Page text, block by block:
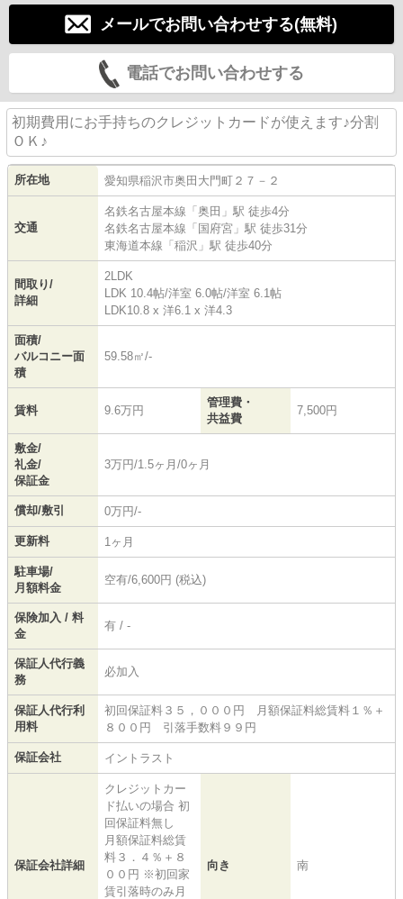
メールでお問い合わせする(無料)
電話でお問い合わせする
初期費用にお手持ちのクレジットカードが使えます♪分割
ＯＫ♪
所在地 愛知県稲沢市奥田大門町 ２７－２
交通
名鉄名古屋本線 「 奥田 」駅 徒歩4分
名鉄名古屋本線 「 国府宮 」駅 徒歩31分
東海道本線 「 稲沢 」駅 徒歩40分
間取り/
詳細
2LDK
LDK 10.4帖/洋室 6.0帖/洋室 6.1帖
LDK10.8 x 洋6.1 x 洋4.3
面積/
バルコニー面
積
59.58㎡/-
賃料 9.6万円
管理費・
共益費
7,500円
敷金/
礼金/
保証金
3万円/1.5ヶ月/0ヶ月
償却/敷引 0万円/-
更新料 1ヶ月
駐車場/
月額料金
空有/6,600円 (税込)
保険加入 / 料
金
有 / -
保証人代行義
務
必加入
保証人代行利
用料
初回保証料３５，０００円 月額保証料総賃料１％＋
８００円 引落手数料９９円
保証会社 イントラスト
保証会社詳細
クレジットカー
ド払いの場合 初
回保証料無し
月額保証料総賃
料３．４％＋８
００円 ※初回家
賃引落時のみ月
向き 南